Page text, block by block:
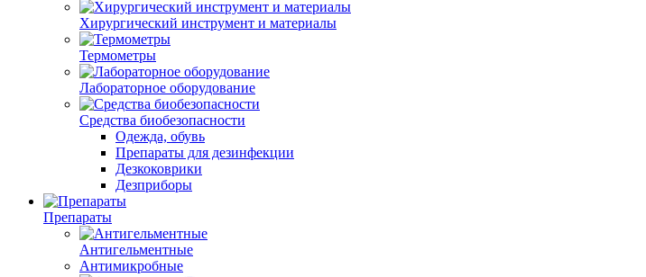
Хирургический инструмент и материалы
Термометры
Лабораторное оборудование
Средства биобезопасности
Одежда, обувь
Препараты для дезинфекции
Дезкоковрики
Дезприборы
Препараты
Антигельментные
Антимикробные